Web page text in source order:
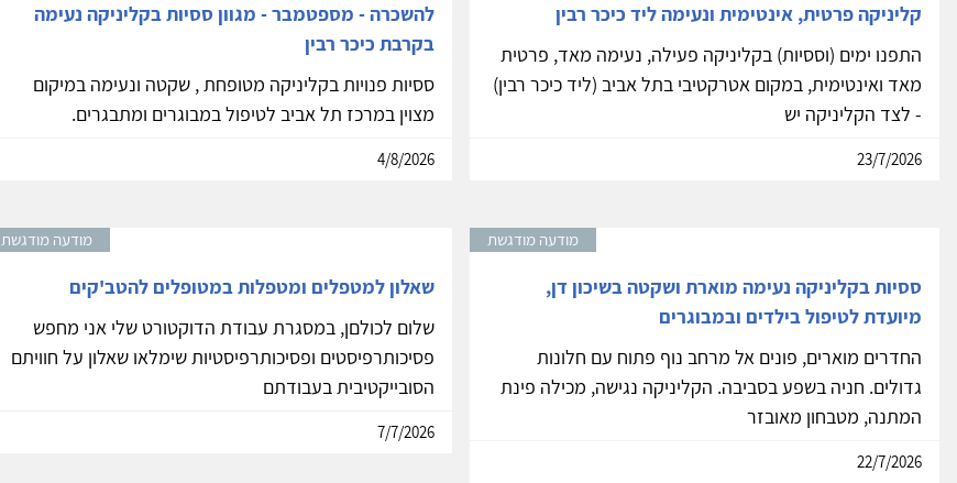
קליניקה פרטית, אינטימית ונעימה ליד כיכר רבין
התפנו ימים (וססיות) בקליניקה פעילה, נעימה מאד, פרטית
מאד ואינטימית, במקום אטרקטיבי בתל אביב (ליד כיכר רבין)
- לצד הקליניקה יש
23/7/2026
להשכרה - מספטמבר - מגוון ססיות בקליניקה נעימה
בקרבת כיכר רבין
ססיות פנויות בקליניקה מטופחת , שקטה ונעימה במיקום
מצוין במרכז תל אביב לטיפול במבוגרים ומתבגרים.
4/8/2026
מודעה מודגשת
ססיות בקליניקה נעימה מוארת ושקטה בשיכון דן,
מיועדת לטיפול בילדים ובמבוגרים
החדרים מוארים, פונים אל מרחב נוף פתוח עם חלונות
גדולים. חניה בשפע בסביבה. הקליניקה נגישה, מכילה פינת
המתנה, מטבחון מאובזר
22/7/2026
מודעה מודגשת
שאלון למטפלים ומטפלות במטופלים להטב'קים
שלום לכולםן, במסגרת עבודת הדוקטורט שלי אני מחפש
פסיכותרפיסטים ופסיכותרפיסטיות שימלאו שאלון על חוויתם
הסובייקטיבית בעבודתם
7/7/2026